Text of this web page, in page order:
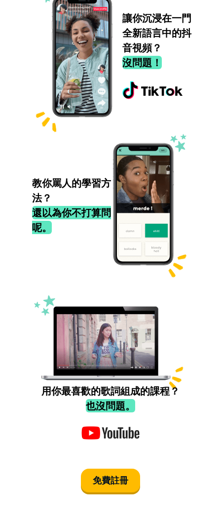
讓你沉浸在一門
全新語言中的抖
音視頻？
沒問題！
教你罵人的學習方
法？
還以為你不打算問
呢。
用你最喜歡的歌詞組成的課程？
也沒問題。
免費註冊